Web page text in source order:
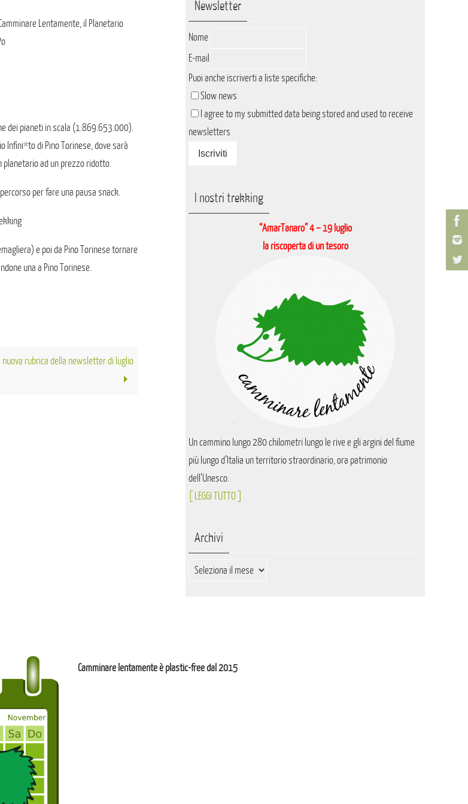
Lentamente, il Planetario
dei pianeti in scala (1:869.653.000).
Infini*to di Pino Torinese, dove sarà
planetario ad un prezzo ridotto.
per fare una pausa snack.
e poi da Pino Torinese tornare
una a Pino Torinese.
nuova rubrica della newsletter di luglio
Newsletter
Nome
E-mail
Puoi anche iscriverti a liste specifiche:
Slow news
I agree to my submitted data being stored and used to receive
newsletters
I nostri trekking
“AmarTanaro” 4 – 19 luglio
la riscoperta di un tesoro
Un cammino lungo 280 chilometri lungo le rive e gli argini del fiume
più lungo d’Italia un territorio straordinario, ora patrimonio
dell’Unesco.
[ LEGGI TUTTO ]
Archivi
Archivi
Camminare lentamente è plastic-free dal 2015